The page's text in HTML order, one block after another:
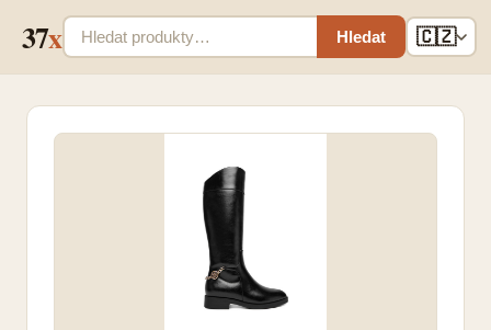
37x Hledat 🇨🇿